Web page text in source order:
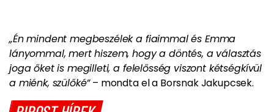
„Én mindent megbeszélek a fiaimmal és Emma
lányommal, mert hiszem, hogy a döntés, a választás
joga őket is megilleti, a felelősség viszont kétségkívül
a miénk, szülőké”– mondta el a Borsnak Jakupcsek.